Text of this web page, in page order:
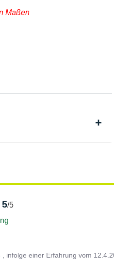
Maßen
5/5
, infolge einer Erfahrung vom